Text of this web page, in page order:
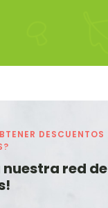
DESCUENTOS
nuestra red de